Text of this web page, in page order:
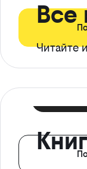
Все
Читайте